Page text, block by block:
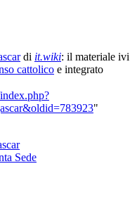
di it.wiki: il materiale ivi
cattolico e integrato
"
Sede